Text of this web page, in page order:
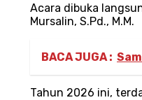
Acara dibuka
Mursalin, S.Pd., M.M.
BACA JUGA :
Tahun 2026 ini,